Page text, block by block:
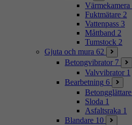
Värmekamera
Fuktmätare 2
Vattenpass 3
Måttband 2
Tumstock 2
Gjuta och mura 62
Betongvibrator 7
Valvvibrator 1
Bearbetning 6
Betongglättare
Sloda 1
Asfaltsraka 1
Blandare 10